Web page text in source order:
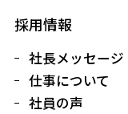
採用情報
社長メッセージ
仕事について
社員の声